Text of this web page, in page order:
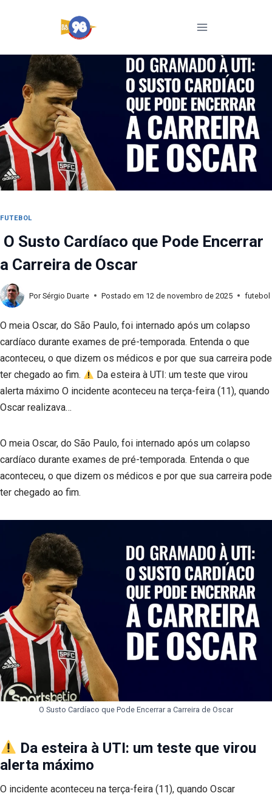
Conteúdo
FUTEBOL
O Susto Cardíaco que Pode Encerrar
a Carreira de Oscar
Por Sérgio Duarte Postado em 12 de novembro de 2025 futebol
O meia Oscar, do São Paulo, foi internado após um colapso
cardíaco durante exames de pré-temporada. Entenda o que
aconteceu, o que dizem os médicos e por que sua carreira pode
ter chegado ao fim.
Da esteira à UTI: um teste que virou
alerta máximo O incidente aconteceu na terça-feira (11), quando
Oscar realizava…
O meia Oscar, do São Paulo, foi internado após um colapso
cardíaco durante exames de pré-temporada. Entenda o que
aconteceu, o que dizem os médicos e por que sua carreira pode
ter chegado ao fim.
O Susto Cardíaco que Pode Encerrar a Carreira de Oscar
Da esteira à UTI: um teste que virou
alerta máximo
O incidente aconteceu na terça-feira (11), quando Oscar